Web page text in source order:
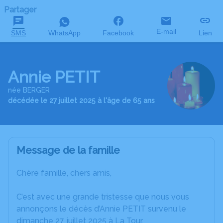
Partager
SMS WhatsApp Facebook E-mail Lien
Annie PETIT
née BERGER
décédée le 27 juillet 2025 à l'âge de 65 ans
Message de la famille
Chère famille, chers amis,
C’est avec une grande tristesse que nous vous
annonçons le décès d’Annie PETIT survenu le
dimanche 27 juillet 2025 à La Tour.